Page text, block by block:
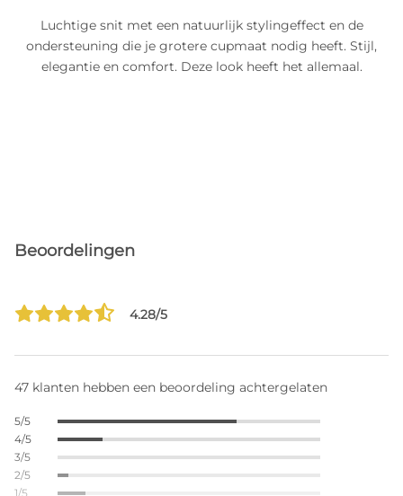
Luchtige snit met een natuurlijk stylingeffect en de
ondersteuning die je grotere cupmaat nodig heeft. Stijl,
elegantie en comfort. Deze look heeft het allemaal.
Beoordelingen
4.28/5
47 klanten hebben een beoordeling achtergelaten
5/5
4/5
3/5
2/5
1/5